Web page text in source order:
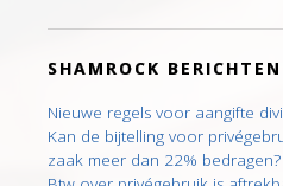
SHAMROCK BERICHTEN
Nieuwe regels voor aangifte
Kan de bijtelling voor
zaak meer dan 22% bedragen?